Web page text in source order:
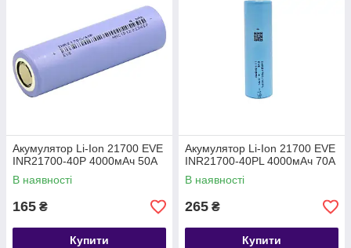
Акумулятор Li-Ion 21700 EVE
INR21700-40P 4000мАч 50А
В наявності
165 ₴
Купити
Акумулятор Li-Ion 21700 EVE
INR21700-40PL 4000мАч 70А
В наявності
265 ₴
Купити